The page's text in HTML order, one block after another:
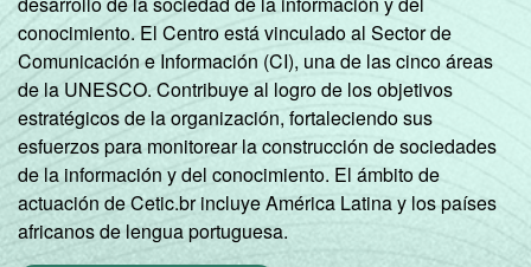
conocimiento. El Centro está vinculado al Sector de
Comunicación e Información (CI), una de las cinco áreas
de la UNESCO. Contribuye al logro de los objetivos
estratégicos de la organización, fortaleciendo sus
esfuerzos para monitorear la construcción de sociedades
de la información y del conocimiento. El ámbito de
actuación de Cetic.br incluye América Latina y los países
africanos de lengua portuguesa.